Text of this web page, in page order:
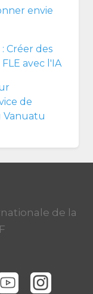
envie
Créer des
avec l'IA
de
Vanuatu
de la